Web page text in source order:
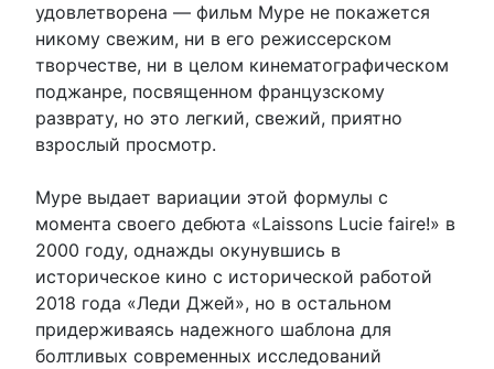
удовлетворена — фильм Муре не покажется
никому свежим, ни в его режиссерском
творчестве, ни в целом кинематографическом
поджанре, посвященном французскому
разврату, но это легкий, свежий, приятно
взрослый просмотр.
Муре выдает вариации этой формулы с
момента своего дебюта «Laissons Lucie faire!» в
2000 году, однажды окунувшись в
историческое кино с исторической работой
2018 года «Леди Джей», но в остальном
придерживаясь надежного шаблона для
болтливых современных исследований